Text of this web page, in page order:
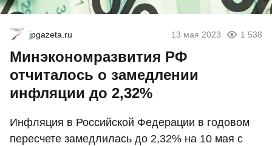
jpgazeta.ru 13 мая 2023 1 538
Минэкономразвития РФ
отчиталось о замедлении
инфляции до 2,32%
Инфляция в Российской Федерации в годовом
пересчете замедлилась до 2,32% на 10 мая с